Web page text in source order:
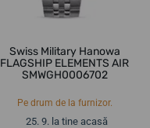
Swiss Military Hanowa
FLAGSHIP ELEMENTS AIR
SMWGH0006702
Pe drum de la furnizor.
25. 9. la tine acasă